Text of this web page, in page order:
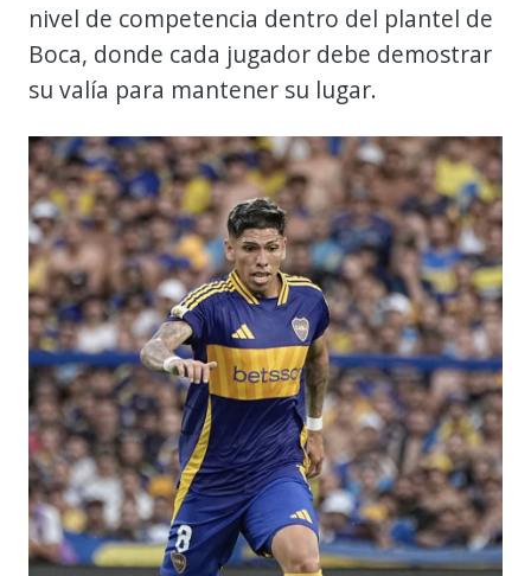
nivel de competencia dentro del plantel de
Boca, donde cada jugador debe demostrar
su valía para mantener su lugar.